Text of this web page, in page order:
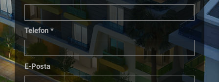
Telefon *
E-Posta